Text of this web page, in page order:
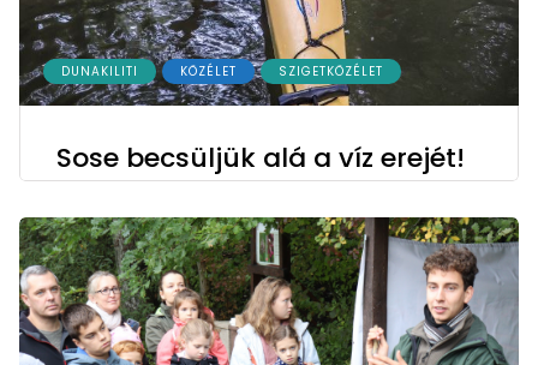
DUNAKILITI KÖZÉLET SZIGETKÖZÉLET
Sose becsüljük alá a víz erejét!